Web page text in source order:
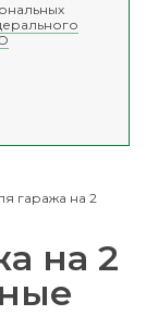
гаража на 2
на 2